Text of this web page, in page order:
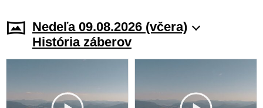
Nedeľa 09.08.2026 (včera)
História záberov